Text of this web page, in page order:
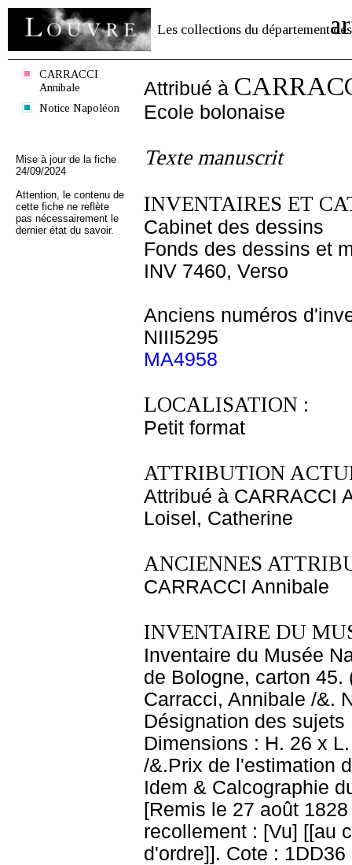
Les collections du département des
CARRACCI
Annibale
Notice Napoléon
Mise à jour de la fiche
24/09/2024
Attention, le contenu de
cette fiche ne reflète
pas nécessairement le
dernier état du savoir.
Attribué à
Ecole bolonaise
Texte manuscrit
INVENTAIRES ET
Cabinet des dessins
Fonds des dessins et
INV 7460, Verso
Anciens numéros
NIII5295
MA4958
LOCALISATION :
Petit format
ATTRIBUTION
Attribué à CARRACCI
Loisel, Catherine
ANCIENNES
CARRACCI Annibale
INVENTAIRE DU
Inventaire du Musée
de Bologne, carton 45.
Carracci, Annibale /&.
Désignation des
Dimensions : H. 26 x
/&.Prix de l'estimation
Idem & Calcographie
[Remis le 27 août
recollement : [Vu] [[au
d'ordre]]. Cote : 1DD36